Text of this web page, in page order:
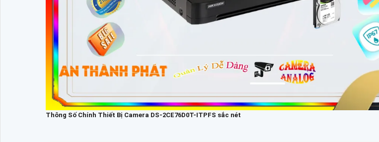
Thông Số Chính Thiết Bị Camera DS-2CE76D0T-ITPFS sắc nét